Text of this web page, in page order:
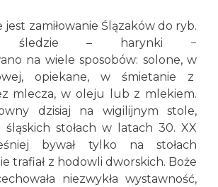
Ślązaków do ryb.
śledzie – harynki −
na wiele sposobów: solone, w
opiekane, w śmietanie z
mlecza, w oleju lub z mlekiem.
dzisiaj na wigilijnym stole,
śląskich stołach w latach 30. XX
bywał tylko na stołach
trafiał z hodowli dworskich. Boże
niezwykła wystawność,